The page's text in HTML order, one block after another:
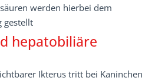
werden hierbei dem
gestellt
hepatobiliäre
Ikterus tritt bei Kaninchen